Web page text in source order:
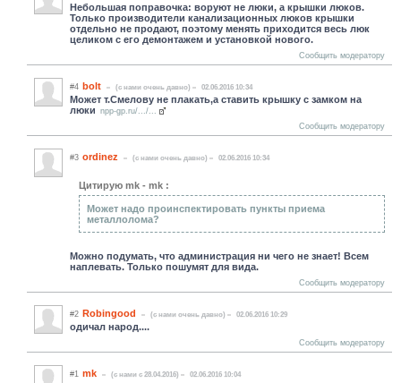
Небольшая поправочка: воруют не люки, а крышки люков.
Только производители канализационных люков крышки
отдельно не продают, поэтому менять приходится весь люк
целиком с его демонтажем и установкой нового.
Сообщить модератору
#4 bolt (c нами очень давно) 02.06.2016 10:34
Может т.Смелову не плакать,а ставить крышку с замком на
люки npp-gp.ru/.../...
Сообщить модератору
#3 ordinez (c нами очень давно) 02.06.2016 10:34
Цитирую mk - mk :
Может надо проинспектировать пункты приема
металлолома?
Можно подумать, что администрация ни чего не знает! Всем
наплевать. Только пошумят для вида.
Сообщить модератору
#2 Robingood (c нами очень давно) 02.06.2016 10:29
одичал народ....
Сообщить модератору
#1 mk (c нами с 28.04.2016) 02.06.2016 10:04